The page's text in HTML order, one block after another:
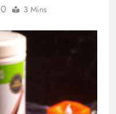
0 3 Mins